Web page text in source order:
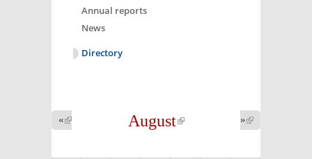
Annual reports
News
Directory
August
(link is
«
external)
»
external)